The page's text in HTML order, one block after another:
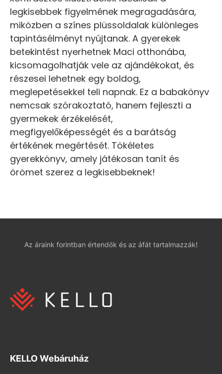
legkisebbek figyelmének megragadására,
miközben a színes plüssoldalak különleges
tapintásélményt nyújtanak. A gyerekek
betekintést nyerhetnek Maci otthonába,
kicsomagolhatják vele az ajándékokat, és
részesei lehetnek egy boldog,
meglepetésekkel teli napnak. Ez a babakönyv
nemcsak szórakoztató, hanem fejleszti a
gyermekek érzékelését,
megfigyelőképességét és a barátság
értékének megértését. Tökéletes
gyerekkönyv, amely játékosan tanít és
örömet szerez a legkisebbeknek!
Az áraink forintban értendők és az áfát tartalmazzák!
KELLO Webáruház